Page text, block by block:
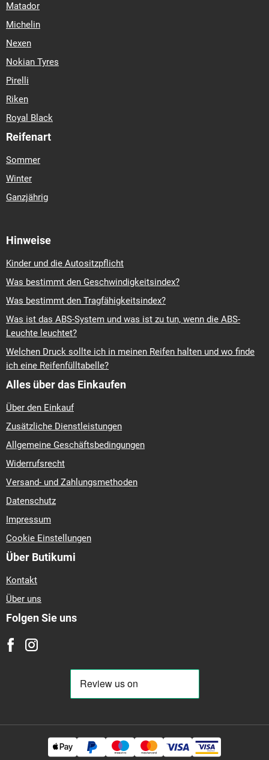
Matador
Michelin
Nexen
Nokian Tyres
Pirelli
Riken
Royal Black
Reifenart
Sommer
Winter
Ganzjährig
Hinweise
Kinder und die Autositzpflicht
Was bestimmt den Geschwindigkeitsindex?
Was bestimmt den Tragfähigkeitsindex?
Was ist das ABS-System und was ist zu tun, wenn die ABS-
Leuchte leuchtet?
Welchen Druck sollte ich in meinen Reifen halten und wo finde
ich eine Reifenfülltabelle?
Alles über das Einkaufen
Über den Einkauf
Zusätzliche Dienstleistungen
Allgemeine Geschäftsbedingungen
Widerrufsrecht
Versand- und Zahlungsmethoden
Datenschutz
Impressum
Cookie Einstellungen
Über Butikumi
Kontakt
Über uns
Folgen Sie uns